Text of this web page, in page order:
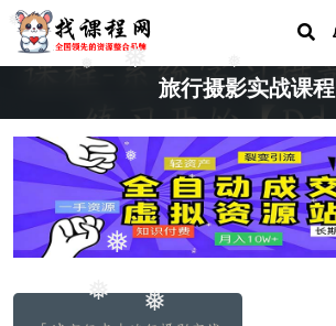
❅
❅ ❅
❅
❅ ❅
❅
❅
旅行摄影实战课程